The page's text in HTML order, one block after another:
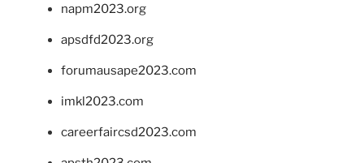
napm2023.org
apsdfd2023.org
forumausape2023.com
imkl2023.com
careerfaircsd2023.com